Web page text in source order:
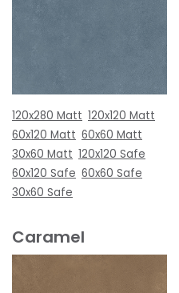
120x280 Matt 120x120 Matt
60x120 Matt 60x60 Matt
30x60 Matt 120x120 Safe
60x120 Safe 60x60 Safe
30x60 Safe
Caramel